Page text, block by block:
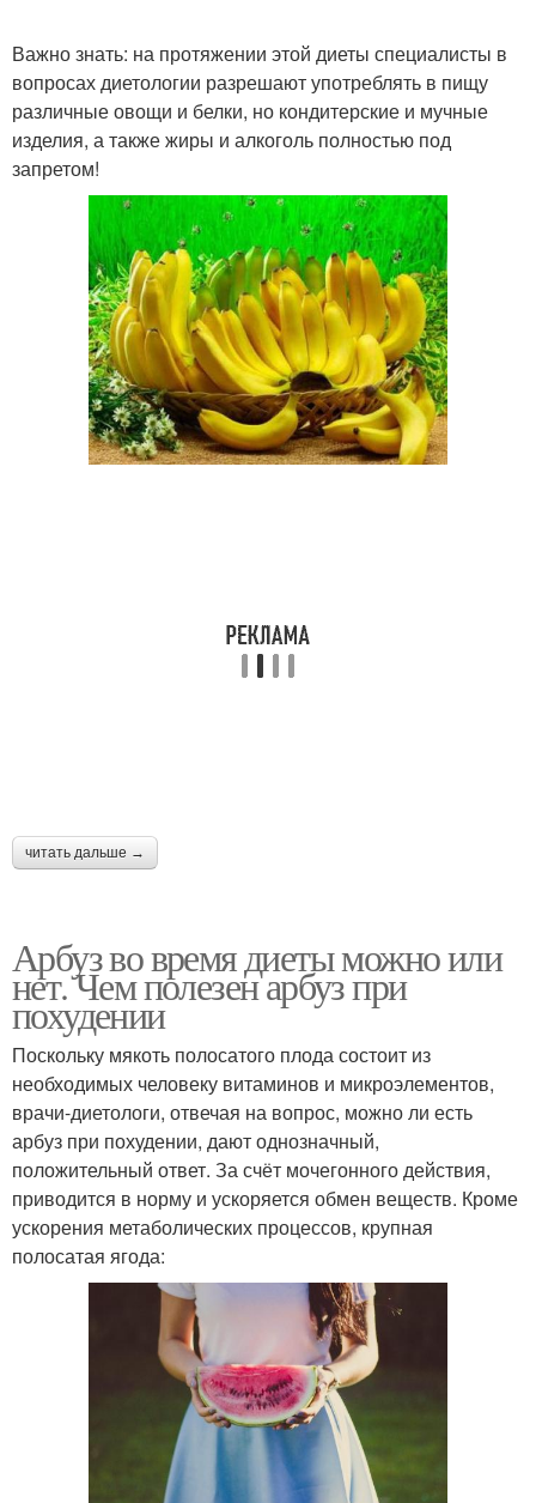
Важно знать: на протяжении этой диеты специалисты в
вопросах диетологии разрешают употреблять в пищу
различные овощи и белки, но кондитерские и мучные
изделия, а также жиры и алкоголь полностью под
запретом!
читать дальше →
Арбуз во время диеты можно или
нет. Чем полезен арбуз при
похудении
Поскольку мякоть полосатого плода состоит из
необходимых человеку витаминов и микроэлементов,
врачи-диетологи, отвечая на вопрос, можно ли есть
арбуз при похудении, дают однозначный,
положительный ответ. За счёт мочегонного действия,
приводится в норму и ускоряется обмен веществ. Кроме
ускорения метаболических процессов, крупная
полосатая ягода: